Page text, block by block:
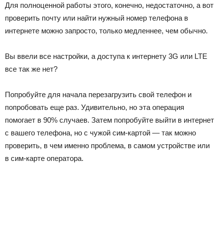
Для полноценной работы этого, конечно, недостаточно, а вот
проверить почту или найти нужный номер телефона в
интернете можно запросто, только медленнее, чем обычно.
Вы ввели все настройки, а доступа к интернету 3G или LTE
все так же нет?
Попробуйте для начала перезагрузить свой телефон и
попробовать еще раз. Удивительно, но эта операция
помогает в 90% случаев. Затем попробуйте выйти в интернет
с вашего телефона, но с чужой сим-картой — так можно
проверить, в чем именно проблема, в самом устройстве или
в сим-карте оператора.